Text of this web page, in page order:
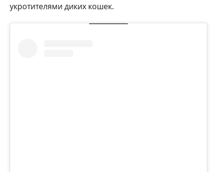
укротителями диких кошек.